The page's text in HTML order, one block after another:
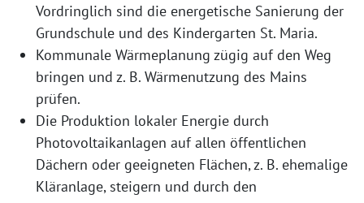
Vordringlich sind die energetische Sanierung der
Grundschule und des Kindergarten St. Maria.
Kommunale Wärmeplanung zügig auf den Weg
bringen und z. B. Wärmenutzung des Mains
prüfen.
Die Produktion lokaler Energie durch
Photovoltaikanlagen auf allen öffentlichen
Dächern oder geeigneten Flächen, z. B. ehemalige
Kläranlage, steigern und durch den